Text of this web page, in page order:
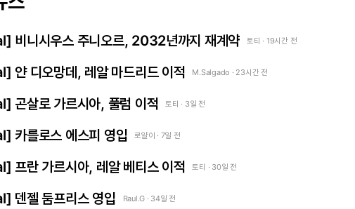
비니시우스 주니오르, 2032년까지 재계약 토티 · 19시간 전
디오망데, 레알 마드리드 이적 M.Salgado · 23시간 전
살로 가르시아, 풀럼 이적 토티 · 3일 전
카를로스 에스피 영입 로얄이 · 7일 전
란 가르시아, 레알 베티스 이적 토티 · 30일 전
덴젤 둠프리스 영입 Raul.G · 34일 전